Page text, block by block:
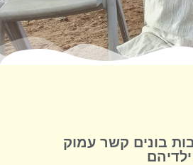
בונים קשר עמוק